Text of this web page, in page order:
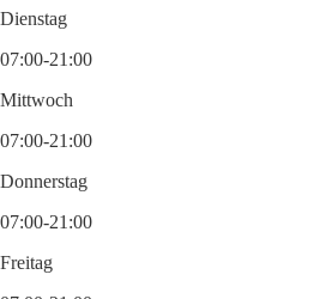
Dienstag
07:00-21:00
Mittwoch
07:00-21:00
Donnerstag
07:00-21:00
Freitag